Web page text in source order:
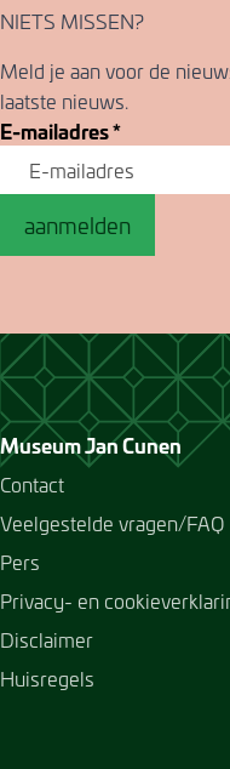
NIETS MISSEN?
Meld je aan voor de
laatste nieuws.
E-mailadres*
aanmelden
Museum Jan Cunen
Contact
Veelgestelde vragen/FAQ
Pers
Privacy- en
Disclaimer
Huisregels